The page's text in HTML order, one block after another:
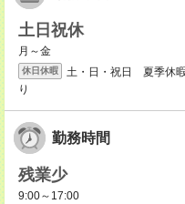
土日祝休
月～金
休日休暇
土・日・祝日 夏季休
り
勤務時間
残業少
9:00～17:00